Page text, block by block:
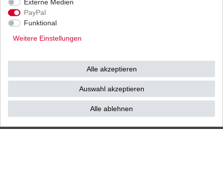
Impressum
Externe Medien
PayPal
Funktional
Weitere Einstellungen
Alle akzeptieren
Auswahl akzeptieren
Alle ablehnen